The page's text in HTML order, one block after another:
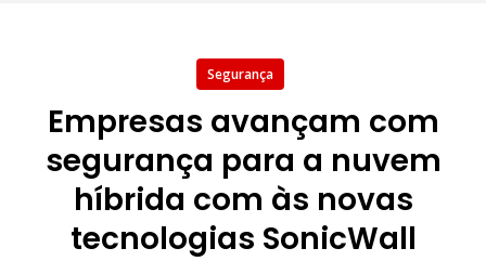
Segurança
Empresas avançam com
segurança para a nuvem
híbrida com às novas
tecnologias SonicWall